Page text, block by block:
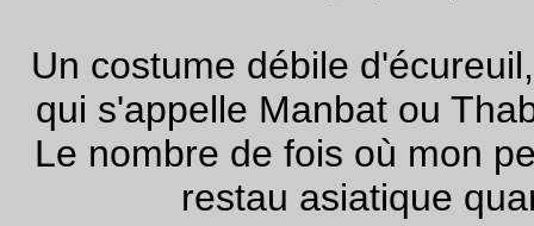
Un costume débile
qui s'appelle Manbat ou
Le nombre de fois où mon
restau asiatique